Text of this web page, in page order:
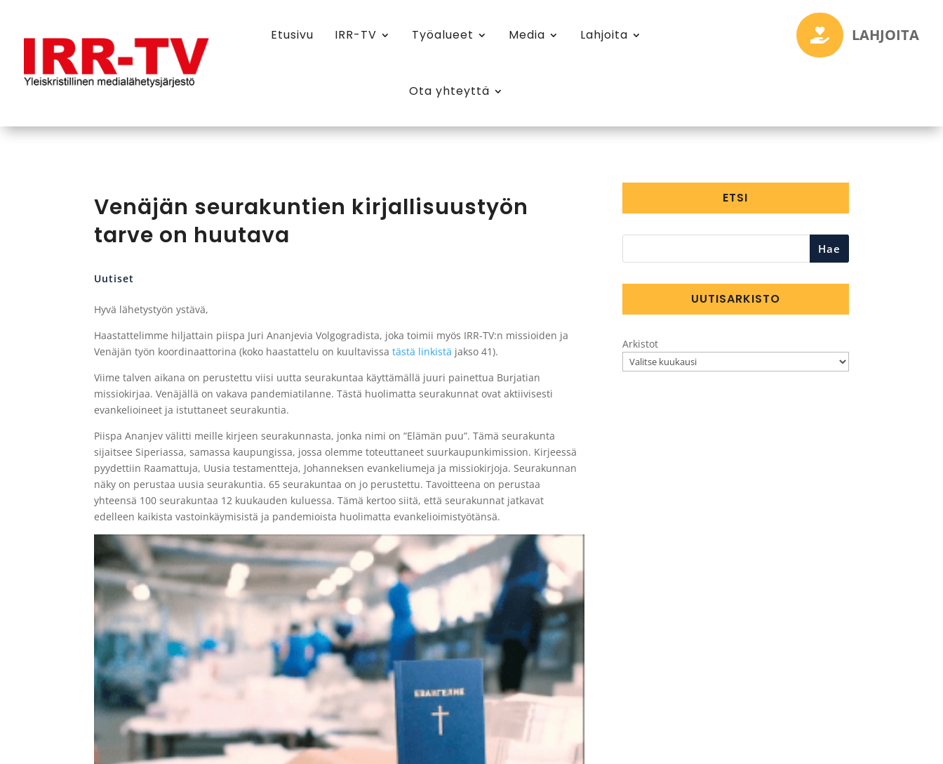
Etusivu IRR-TV Työalueet Media Lahjoita
Ota yhteyttä
 LAHJOITA
Venäjän seurakuntien kirjallisuustyön
tarve on huutava
Uutiset
Hyvä lähetystyön ystävä,
Haastattelimme hiljattain piispa Juri Ananjevia Volgogradista, joka toimii myös IRR-TV:n missioiden ja
Venäjän työn koordinaattorina (koko haastattelu on kuultavissatästä linkistä jakso 41).
Viime talven aikana on perustettu viisi uutta seurakuntaa käyttämällä juuri painettua Burjatian
missiokirjaa. Venäjällä on vakava pandemiatilanne. Tästä huolimatta seurakunnat ovat aktiivisesti
evankelioineet ja istuttaneet seurakuntia.
Piispa Ananjev välitti meille kirjeen seurakunnasta, jonka nimi on ”Elämän puu”. Tämä seurakunta
sijaitsee Siperiassa, samassa kaupungissa, jossa olemme toteuttaneet suurkaupunkimission. Kirjeessä
pyydettiin Raamattuja, Uusia testamentteja, Johanneksen evankeliumeja ja missiokirjoja. Seurakunnan
näky on perustaa uusia seurakuntia. 65 seurakuntaa on jo perustettu. Tavoitteena on perustaa
yhteensä 100 seurakuntaa 12 kuukauden kuluessa. Tämä kertoo siitä, että seurakunnat jatkavat
edelleen kaikista vastoinkäymisistä ja pandemioista huolimatta evankelioimistyötänsä.
ETSI
Hae
UUTISARKISTO
Arkistot